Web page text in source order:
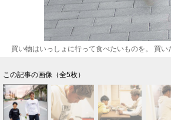
買い物はいっしょに行って食べたいものを。 買い
この記事の画像（全5枚）